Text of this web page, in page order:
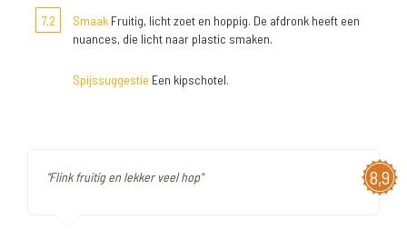
7,2 Smaak Fruitig, licht zoet en hoppig. De afdronk heeft een
nuances, die licht naar plastic smaken.
Spijssuggestie Een kipschotel.
8,9
"Flink fruitig en lekker veel hop"